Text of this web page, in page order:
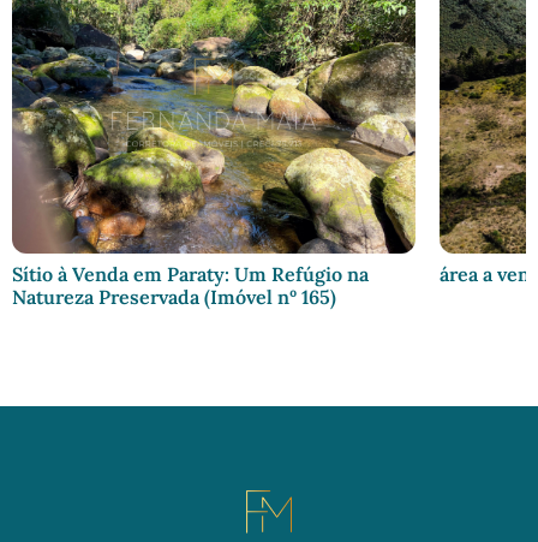
Sítio à Venda em Paraty: Um Refúgio na
Natureza Preservada (Imóvel nº 165)
área a